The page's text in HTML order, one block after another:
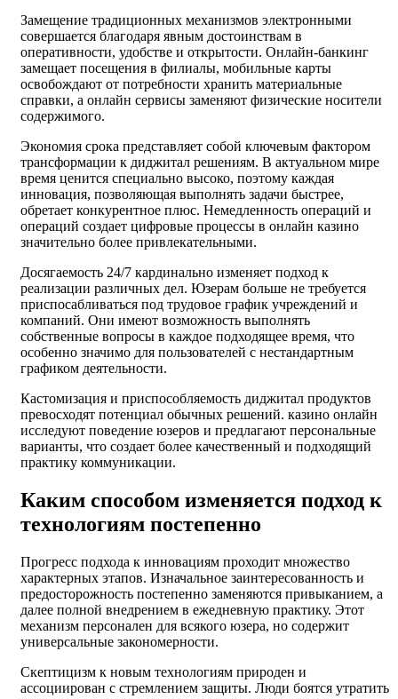
Замещение традиционных механизмов электронными
совершается благодаря явным достоинствам в
оперативности, удобстве и открытости. Онлайн-банкинг
замещает посещения в филиалы, мобильные карты
освобождают от потребности хранить материальные
справки, а онлайн сервисы заменяют физические носители
содержимого.
Экономия срока представляет собой ключевым фактором
трансформации к диджитал решениям. В актуальном мире
время ценится специально высоко, поэтому каждая
инновация, позволяющая выполнять задачи быстрее,
обретает конкурентное плюс. Немедленность операций и
операций создает цифровые процессы в онлайн казино
значительно более привлекательными.
Досягаемость 24/7 кардинально изменяет подход к
реализации различных дел. Юзерам больше не требуется
приспосабливаться под трудовое график учреждений и
компаний. Они имеют возможность выполнять
собственные вопросы в каждое подходящее время, что
особенно значимо для пользователей с нестандартным
графиком деятельности.
Кастомизация и приспособляемость диджитал продуктов
превосходят потенциал обычных решений. казино онлайн
исследуют поведение юзеров и предлагают персональные
варианты, что создает более качественный и подходящий
практику коммуникации.
Каким способом изменяется подход к
технологиям постепенно
Прогресс подхода к инновациям проходит множество
характерных этапов. Изначальное заинтересованность и
предосторожность постепенно заменяются привыканием, а
далее полной внедрением в ежедневную практику. Этот
механизм персонален для всякого юзера, но содержит
универсальные закономерности.
Скептицизм к новым технологиям природен и
ассоциирован с стремлением защиты. Люди боятся утратить